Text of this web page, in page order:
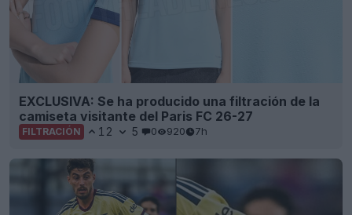
EXCLUSIVA: Se ha producido una filtración de la
camiseta visitante del Paris FC 26-27
FILTRACIÓN 12 5 0 920 7h